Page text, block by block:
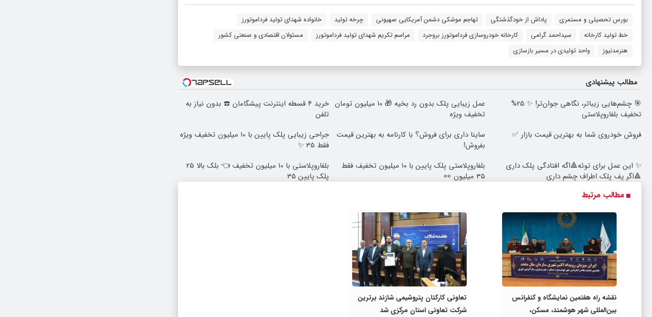
بورس تحصیلی و مستمری پاداش از خودگذشتگی تهاجم موشکی دشمن آمریکایی صهیونی چرخه تولید
خانواده شهدای تولید فرداموتورز
خط تولید کارخانه
سیداحمد گرامی کارخانه خودروسازی فرداموتورز بروجرد مراسم تکریم شهدای تولید فرداموتورز
مسئولان اقتصادی و صنعتی کشور
هنرمدنیوز
واحد تولیدی در مسیر بازسازی
مطالب پیشنهادی
🎯 چشم‌هایی زیباتر، نگاهی جوان‌تر! ✨ 25%
تخفیف بلفاروپلاستی
عمل زیبایی پلک بدون رد بخیه 🎁 ۱۰ میلیون تومان
تخفیف ویژه
خرید 4 قسطه اینترنت پیشگامان ☎️ بدون نیاز به
تلفن
فروش خودروی شما به بهترین قیمت بازار ✅
ساینا داری برای فروش؟ با کارنامه به بهترین قیمت
بفروش!
جراحی زیبایی پلک پایین با 10 میلیون تخفیف ویژه
فقط 35 ✨
✨ این عمل برای توئه🔺اگه افتادگی پلک داری
🔺اگر پف پلک اطراف چشم داری
بلفاروپلاستی پلک پایین با ۱۰ میلیون تخفیف فقط
3۵ میلیون 👀
بلفاروپلاستی با 10 میلیون تخفیف 👈 بلک بالا 25
پلک پایین 35
مطالب مرتبط
نقشه راه هفتمین نمایشگاه و کنفرانس
بین‌المللی شهر هوشمند، مسکن،
تعاونی کارکنان پتروشیمی شازند برترین
شرکت تعاونی استان مرکزی شد